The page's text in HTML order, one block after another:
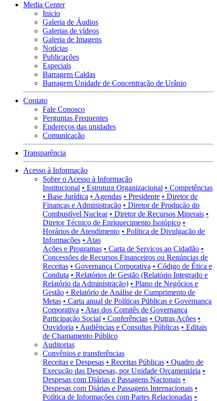
Media Center
Inicio
Galeria de Áudios
Galerias de vídeos
Galeria de Imagens
Notícias
Publicações
Especiais
Barragem Caldas
Barragem Unidade de Concentração de Urânio
Contato
Fale Conosco
Perguntas Frequentes
Endereços das unidades
Comunicação
Transparência
Acesso à Informação
Sobre o Acesso à Informação
Institucional • Estrutura Organizacional • Competências
• Base Jurídica • Agendas • Presidente • Diretor de
Finanças e Administração • Diretor de Produção do
Combustível Nuclear • Diretor de Recursos Minerais •
Diretor Técnico de Enriquecimento Isotópico •
Horários de Atendimento • Política de Divulgação de
Informações • Atas
Ações e Programas • Carta de Serviços ao Cidadão •
Concessões de Recursos Financeiros ou Renúncias de
Receitas • Governança Corporativa • Código de Ética e
Conduta • Relatórios de Gestão (Relatório Integrado e
Relatório da Administração) • Plano de Negócios e
Gestão • Relatório de Análise de Cumprimento de
Metas • Carta anual de Políticas Públicas e Governança
Corporativa • Atas dos Comitês de Governança
Participação Social • Conferências • Outras Ações •
Ouvidoria • Audiências e Consultas Públicas • Editais
de Chamamento Público
Auditorias
Convênios e transferências
Receitas e Despesas • Receitas Públicas • Quadro de
Execução das Despesas, por Unidade Orçamentária •
Despesas com Diárias e Passagens Nacionais •
Despesas com Diárias e Passagens Internacionais •
Política de Informações com Partes Relacionadas •